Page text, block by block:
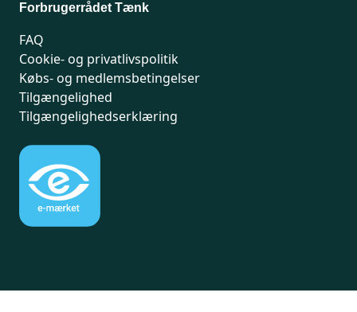
Forbrugerrådet Tænk
FAQ
Cookie- og privatlivspolitik
Købs- og medlemsbetingelser
Tilgængelighed
Tilgængelighedserklæring